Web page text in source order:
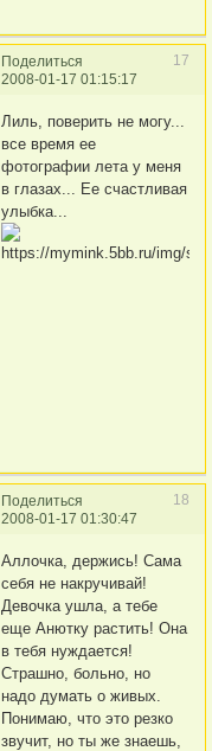
Поделиться
17
2008-01-17 01:15:17
Лиль, поверить не могу...
все время ее
фотографии лета у меня
в глазах... Ее счастливая
улыбка...
Поделиться
18
2008-01-17 01:30:47
Аллочка, держись! Сама
себя не накручивай!
Девочка ушла, а тебе
еще Анютку растить! Она
в тебя нуждается!
Страшно, больно, но
надо думать о живых.
Понимаю, что это резко
звучит, но ты же знаешь,